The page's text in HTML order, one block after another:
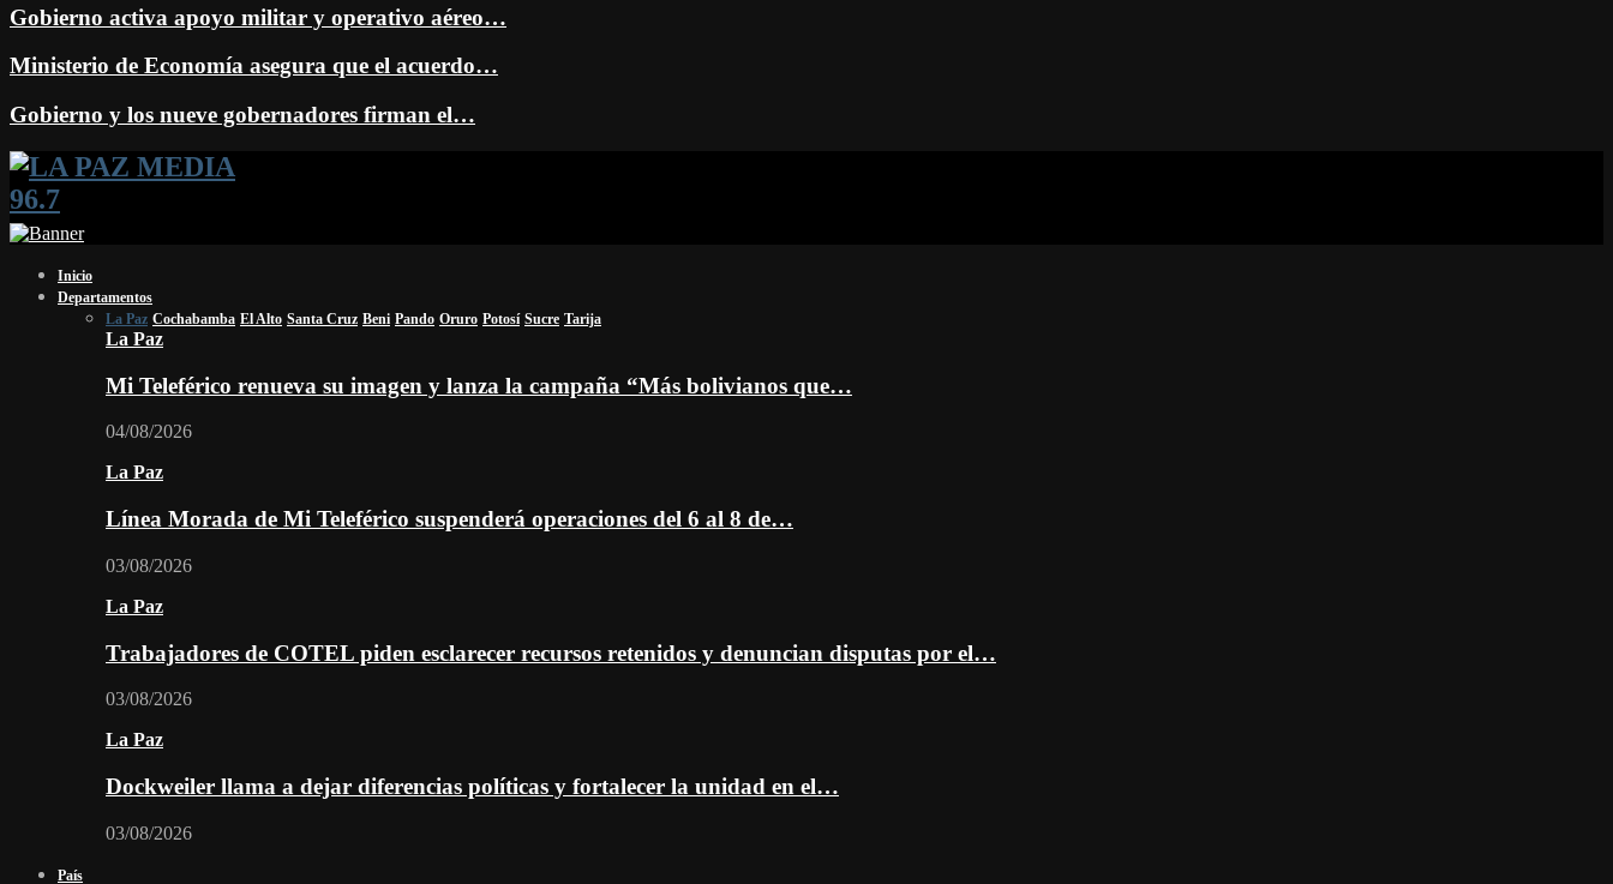
Gobierno activa apoyo militar y operativo aéreo…
Ministerio de Economía asegura que el acuerdo…
Gobierno y los nueve gobernadores firman el…
Facebook
Twitter
Instagram
Youtube
Email
Twitch
Whatsapp
Inicio
Departamentos
La Paz Cochabamba El Alto Santa Cruz Beni Pando Oruro Potosí Sucre Tarija
La Paz
Mi Teleférico renueva su imagen y lanza la campaña “Más bolivianos que…
04/08/2026
La Paz
Línea Morada de Mi Teleférico suspenderá operaciones del 6 al 8 de…
03/08/2026
La Paz
Trabajadores de COTEL piden esclarecer recursos retenidos y denuncian disputas por el…
03/08/2026
La Paz
Dockweiler llama a dejar diferencias políticas y fortalecer la unidad en el…
03/08/2026
País